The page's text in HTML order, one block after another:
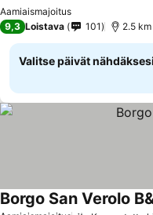
Aamiaismajoitus
9,3 Loistava 101 2.5
Valitse päivät
Borgo San Verolo